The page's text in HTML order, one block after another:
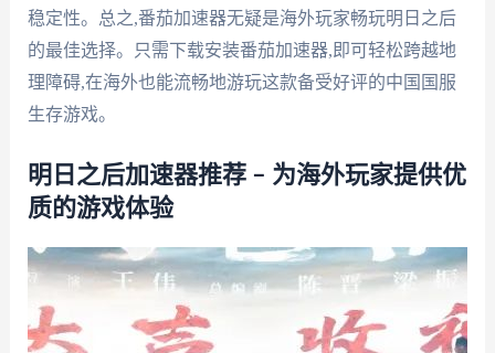
稳定性。总之,番茄加速器无疑是海外玩家畅玩明日之后
的最佳选择。只需下载安装番茄加速器,即可轻松跨越地
理障碍,在海外也能流畅地游玩这款备受好评的中国国服
生存游戏。
明日之后加速器推荐 – 为海外玩家提供优
质的游戏体验